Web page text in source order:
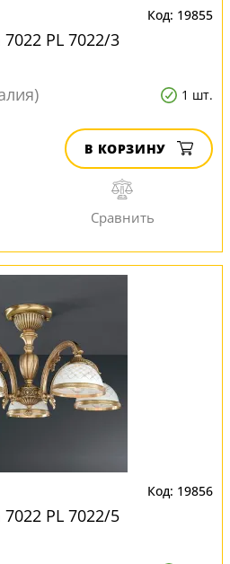
19855
PL 7022/3
1 шт.
В КОРЗИНУ
19856
PL 7022/5